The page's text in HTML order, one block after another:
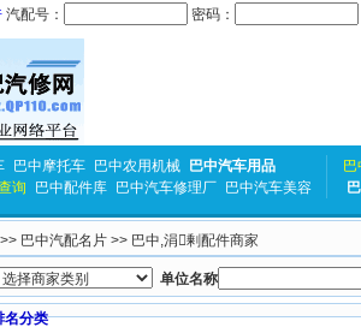
汽配号： 密码：
巴中摩托车 巴中农用机械
巴中汽车用品
询 巴中配件库 巴中汽车修理厂 巴中汽车美容
>> 巴中汽配名片 >> 巴中,涓剰配件商家
单位名称
名分类